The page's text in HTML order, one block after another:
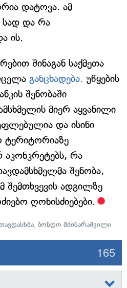
დატოვა. ამ
სად და რა
ის.
შინაგან საქმეთა
განცხადება. უწყების
შენობაში
მიერ აყვანილი
და ისინი
აკონკრეტებს, რა
შენობა,
შემთხვევის ადგილზე
ღონისძიებები.
, ბონდო მძინარაშვილი
165